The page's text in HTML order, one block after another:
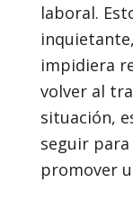
laboral.
impidiera
volver al
situación,
seguir
promover